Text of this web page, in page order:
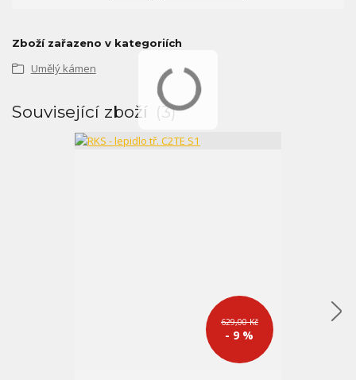
Zboží zařazeno v kategoriích
Umělý kámen
Související zboží 3
629,00 Kč
- 9 %